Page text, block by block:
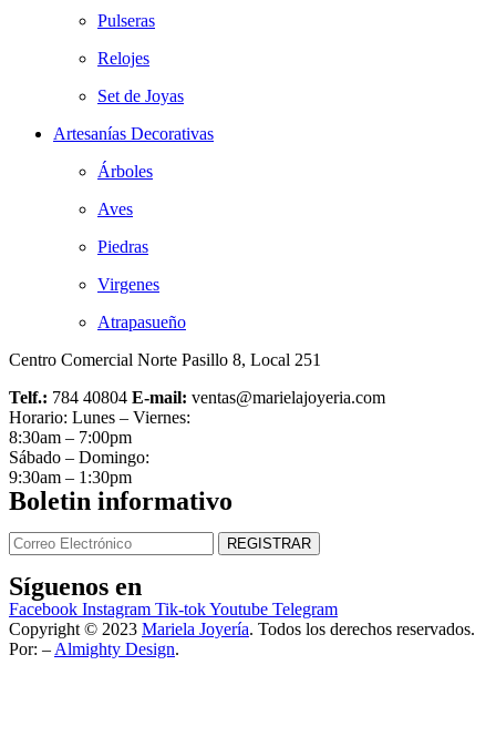
Pulseras
Relojes
Set de Joyas
Artesanías Decorativas
Árboles
Aves
Piedras
Virgenes
Atrapasueño
Centro Comercial Norte Pasillo 8, Local 251
Telf.: 784 40804 E-mail: ventas@marielajoyeria.com
Horario: Lunes – Viernes:
8:30am – 7:00pm
Sábado – Domingo:
9:30am – 1:30pm
Boletin informativo
Síguenos en
Facebook Instagram Tik-tokYoutube Telegram
Copyright © 2023 Mariela Joyería. Todos los derechos reservados.
Por: – Almighty Design.